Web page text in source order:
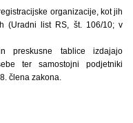
organizacije, kot jih
(Uradni list RS, št. 106/10; v
preskusne tablice izdajajo
ter samostojni podjetniki
člena zakona.